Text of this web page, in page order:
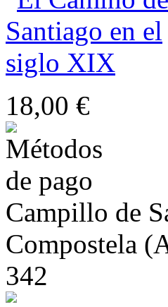
18,00 €
Campillo de
Compostela
342